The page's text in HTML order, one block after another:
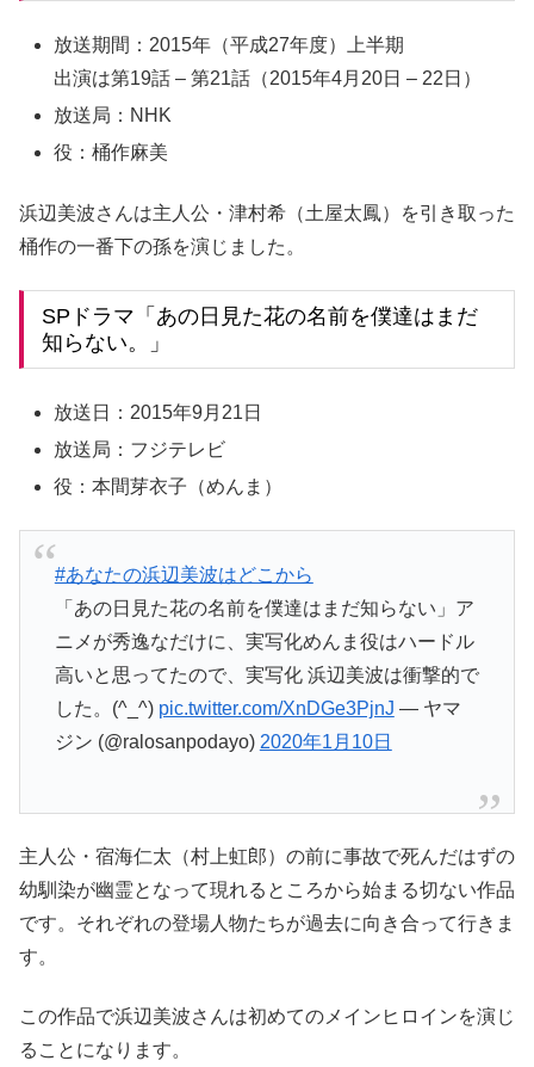
放送期間： 2015年（平成27年度）上半期
出演は第19話 – 第21話（2015年4月20日 – 22日）
放送局：NHK
役：桶作麻美
浜辺美波さんは主人公・津村希（土屋太鳳）を引き取った
桶作の一番下の孫を演じました。
SPドラマ「あの日見た花の名前を僕達はまだ
知らない。」
放送日：2015年9月21日
放送局：フジテレビ
役：本間芽衣子（めんま）
#あなたの浜辺美波はどこから
「あの日見た花の名前を僕達はまだ知らない」ア
ニメが秀逸なだけに、実写化めんま役はハードル
高いと思ってたので、実写化 浜辺美波は衝撃的で
した。(^_^) pic.twitter.com/XnDGe3PjnJ — ヤマ
ジン (@ralosanpodayo) 2020年1月10日
主人公・宿海仁太（村上虹郎）の前に事故で死んだはずの
幼馴染が幽霊となって現れるところから始まる切ない作品
です。それぞれの登場人物たちが過去に向き合って行きま
す。
この作品で浜辺美波さんは初めてのメインヒロインを演じ
ることになります。